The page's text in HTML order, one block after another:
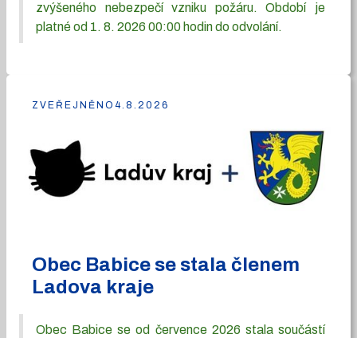
zvýšeného nebezpečí vzniku požáru. Období je
platné od 1. 8. 2026 00:00 hodin do odvolání.
Obec Babice se stala členem
Ladova kraje
Obec Babice se od července 2026 stala součástí
ZVEŘEJNĚNO 4.8.2026